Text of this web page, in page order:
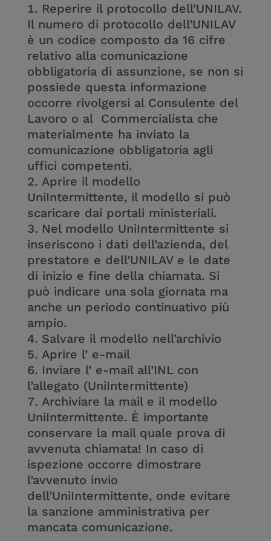
Reperire il protocollo dell’UNILAV.
Il numero di protocollo dell’UNILAV
è un codice composto da 16 cifre
relativo alla comunicazione
obbligatoria di assunzione, se non si
possiede questa informazione
occorre rivolgersi al Consulente del
Lavoro o al Commercialista che
materialmente ha inviato la
comunicazione obbligatoria agli
uffici competenti.
Aprire il modello
UniIntermittente, il modello si può
scaricare dai portali ministeriali.
Nel modello UniIntermittente si
inseriscono i dati dell’azienda, del
prestatore e dell’UNILAV e le date
di inizio e fine della chiamata. Si
può indicare una sola giornata ma
anche un periodo continuativo più
ampio.
Salvare il modello nell’archivio
Aprire l’ e-mail
Inviare l’ e-mail all’INL con
l’allegato (UniIntermittente)
Archiviare la mail e il modello
UniIntermittente. È importante
conservare la mail quale prova di
avvenuta chiamata! In caso di
ispezione occorre dimostrare
l’avvenuto invio
dell’UniIntermittente, onde evitare
la sanzione amministrativa per
mancata comunicazione.